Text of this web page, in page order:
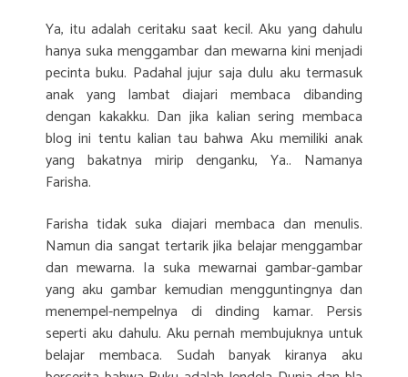
Ya, itu adalah ceritaku saat kecil. Aku yang dahulu
hanya suka menggambar dan mewarna kini menjadi
pecinta buku. Padahal jujur saja dulu aku termasuk
anak yang lambat diajari membaca dibanding
dengan kakakku. Dan jika kalian sering membaca
blog ini tentu kalian tau bahwa Aku memiliki anak
yang bakatnya mirip denganku, Ya.. Namanya
Farisha.
Farisha tidak suka diajari membaca dan menulis.
Namun dia sangat tertarik jika belajar menggambar
dan mewarna. Ia suka mewarnai gambar-gambar
yang aku gambar kemudian mengguntingnya dan
menempel-nempelnya di dinding kamar. Persis
seperti aku dahulu. Aku pernah membujuknya untuk
belajar membaca. Sudah banyak kiranya aku